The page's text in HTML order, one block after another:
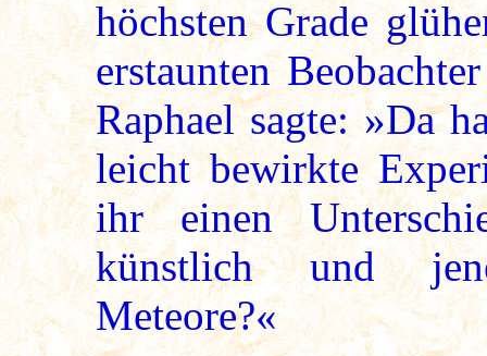
höchsten Grade
erstaunten
Raphael sagte: »Da
leicht bewirkte
ihr einen
künstlich und
Meteore?«